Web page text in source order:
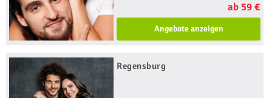
ab 59 €
Angebote anzeigen
Regensburg